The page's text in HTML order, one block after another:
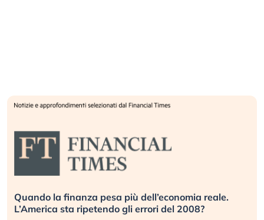
Quando la finanza pesa più dell’economia reale.
L’America sta ripetendo gli errori del 2008?